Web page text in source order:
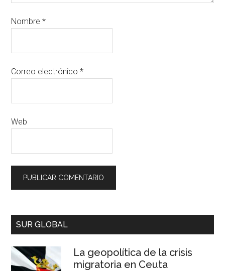
Nombre*
Correo electrónico*
Web
SUR GLOBAL
La geopolítica de la crisis
migratoria en Ceuta